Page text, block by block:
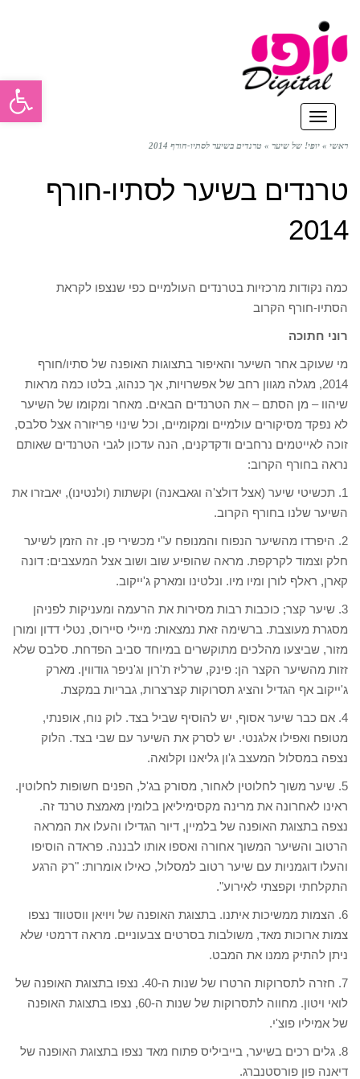
תפריט
ראשי » יופי! של שיער » טרנדים בשיער לסתיו-חורף 2014
טרנדים בשיער לסתיו-חורף
2014
כמה נקודות מרכזיות בטרנדים העולמיים כפי שנצפו לקראת
הסתיו-חורף הקרוב
רוני חתוכה
מי שעוקב אחר השיער והאיפור בתצוגות האופנה של סתיו/חורף
2014, מגלה מגוון רחב של אפשרויות, אך כנהוג, בלטו כמה מראות
שיהוו – מן הסתם – את הטרנדים הבאים. מאחר ומקומו של השיער
לא נפקד מסיקורים עולמיים ומקומיים, וכל שינוי פריזורה אצל סלבס,
זוכה לאייטמים נרחבים ודקדקנים, הנה עדכון לגבי הטרנדים שאותם
נראה בחורף הקרוב:
1. תכשיטי שיער (אצל דולצ'ה וגאבאנה) וקשתות (ולנטינו), יאבזרו את
השיער שלנו בחורף הקרוב.
2. היפרדו מהשיער הנפוח והמנופח ע"י מכשירי פן. זה הזמן לשיער
חלק וצמוד לקרקפת. מראה שהופיע שוב ושוב אצל המעצבים: דונה
קארן, ראלף לורן ומיו מיו. ונלטינו ומארק ג'ייקוב.
3. שיער קצר; כוכבות רבות מסירות את הרעמה ומעניקות לפניהן
מסגרת מעוצבת. ברשימה זאת נמצאות: מיילי סיירוס, נטלי דדון ומורן
מזור, שביצעו מהלכים מתוקשרים במיוחד סביב הפדחת. סלבס שלא
זזות מהשיער הקצר הן: פינק, שרליז ת'רון וג'ניפר גודווין. מארק
ג'ייקוב אף הגדיל והציג תסרוקות קצרצרות, גבריות במקצת.
4. אם כבר שיער אסוף, יש להוסיף שביל בצד. לוק נוח, אופנתי,
מטופח ואפילו אלגנטי. יש לסרק את השיער עם שבי בצד. הלוק
נצפה במסלול המעצב ג'ון גליאנו וקלואה.
5. שיער משוך לחלוטין לאחור, מסורק בג'ל, הפנים חשופות לחלוטין.
ראינו לאחרונה את מרינה מקסימיליאן בלומין מאמצת טרנד זה.
נצפה בתצוגת האופנה של בלמיין, דיור הגדילו והעלו את המראה
הרטוב והשיער המשוך אחורה ואספו אותו לבננה. פראדה הוסיפו
והעלו דוגמניות עם שיער רטוב למסלול, כאילו אומרות: "רק הרגע
התקלחתי וקפצתי לאירוע".
6. הצמות ממשיכות איתנו. בתצוגת האופנה של ויויאן ווסטווד נצפו
צמות ארוכות מאד, משולבות בסרטים צבעוניים. מראה דרמטי שלא
ניתן להתיק ממנו את המבט.
7. חזרה לתסרוקות הרטרו של שנות ה-40. נצפו בתצוגת האופנה של
לואי ויטון. מחווה לתסרוקות של שנות ה-60, נצפו בתצוגת האופנה
של אמיליו פוצ'י.
8. גלים רכים בשיער, בייביליס פתוח מאד נצפו בתצוגת האופנה של
דיאנה פון פורסטנברג.
פתח